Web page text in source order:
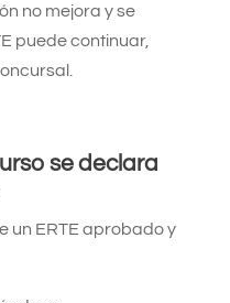
no mejora y se
puede continuar,
se declara
un ERTE aprobado y